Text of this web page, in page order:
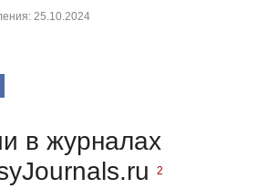
25.10.2024
в журналах
2